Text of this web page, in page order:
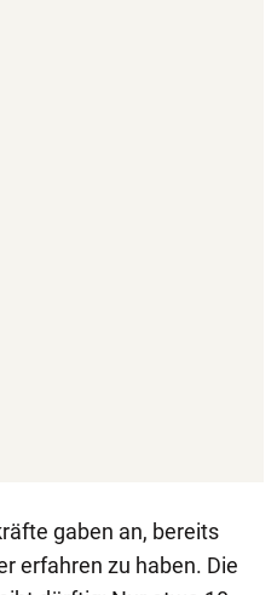
gaben an, bereits
erfahren zu haben. Die